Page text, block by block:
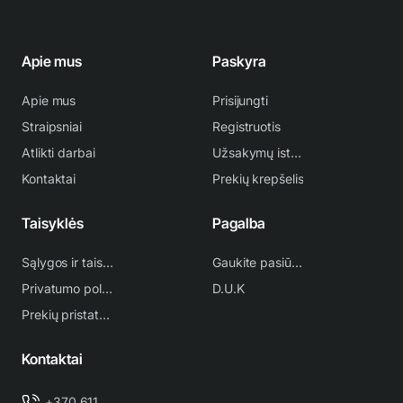
Apie mus
Apie mus
Straipsniai
Atlikti darbai
Kontaktai
Paskyra
Prisijungti
Registruotis
Užsakymų istorija
Prekių krepšelis
Taisyklės
Sąlygos ir taisyklės
Privatumo politika
Prekių pristatymas
Pagalba
Gaukite pasiūlymą
D.U.K
Kontaktai